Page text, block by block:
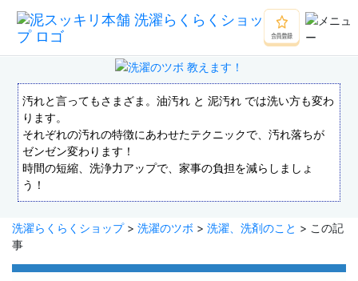
汚れと言ってもさまざま。油汚れ と 泥汚れ では洗い方も変わ
ります。
それぞれの汚れの特徴にあわせたテクニックで、汚れ落ちが
ゼンゼン変わります！
時間の短縮、洗浄力アップで、家事の負担を減らしましょ
う！
洗濯らくらくショップ> 洗濯のツボ > 洗濯、洗剤のこと > この記
事